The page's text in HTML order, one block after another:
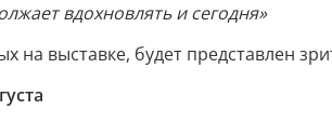
вдохновлять и сегодня»
на выставке, будет представлен